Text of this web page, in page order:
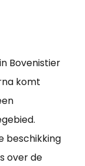
Bovenistier
komt
beschikking
over de